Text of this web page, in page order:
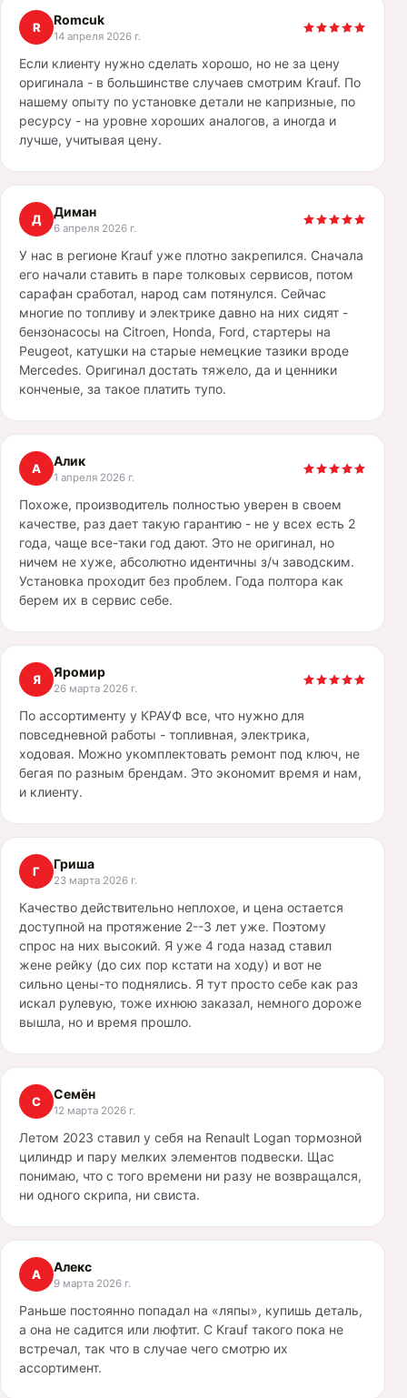
R Romcuk
14 апреля 2026 г.
Если клиенту нужно сделать хорошо, но не за цену
оригинала - в большинстве случаев смотрим Krauf. По
нашему опыту по установке детали не капризные, по
ресурсу - на уровне хороших аналогов, а иногда и
лучше, учитывая цену.
Д Диман
6 апреля 2026 г.
У нас в регионе Krauf уже плотно закрепился. Сначала
его начали ставить в паре толковых сервисов, потом
сарафан сработал, народ сам потянулся. Сейчас
многие по топливу и электрике давно на них сидят -
бензонасосы на Citroen, Honda, Ford, стартеры на
Peugeot, катушки на старые немецкие тазики вроде
Mercedes. Оригинал достать тяжело, да и ценники
конченые, за такое платить тупо.
А Алик
1 апреля 2026 г.
Похоже, производитель полностью уверен в своем
качестве, раз дает такую гарантию - не у всех есть 2
года, чаще все-таки год дают. Это не оригинал, но
ничем не хуже, абсолютно идентичны з/ч заводским.
Установка проходит без проблем. Года полтора как
берем их в сервис себе.
Я Яромир
26 марта 2026 г.
По ассортименту у КРАУФ все, что нужно для
повседневной работы - топливная, электрика,
ходовая. Можно укомплектовать ремонт под ключ, не
бегая по разным брендам. Это экономит время и нам,
и клиенту.
Г Гриша
23 марта 2026 г.
Качество действительно неплохое, и цена остается
доступной на протяжение 2--3 лет уже. Поэтому
спрос на них высокий. Я уже 4 года назад ставил
жене рейку (до сих пор кстати на ходу) и вот не
сильно цены-то поднялись. Я тут просто себе как раз
искал рулевую, тоже ихнюю заказал, немного дороже
вышла, но и время прошло.
С Семён
12 марта 2026 г.
Летом 2023 ставил у себя на Renault Logan тормозной
цилиндр и пару мелких элементов подвески. Щас
понимаю, что с того времени ни разу не возвращался,
ни одного скрипа, ни свиста.
А Алекс
9 марта 2026 г.
Раньше постоянно попадал на «ляпы», купишь деталь,
а она не садится или люфтит. С Krauf такого пока не
встречал, так что в случае чего смотрю их
ассортимент.